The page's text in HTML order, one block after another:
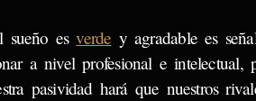
sueño esverde y agradable es
a nivel profesional e intelectual,
pasividad hará que nuestros